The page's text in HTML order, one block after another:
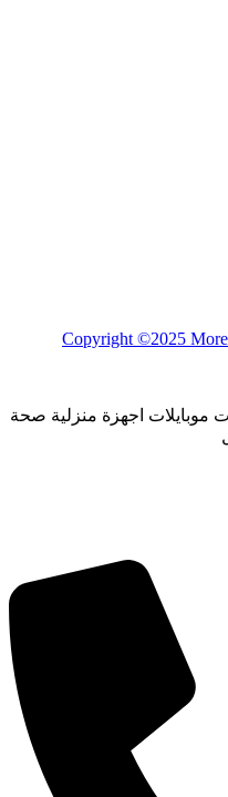
Copyright ©2025
موبايلات اجهزة منزلية صحة